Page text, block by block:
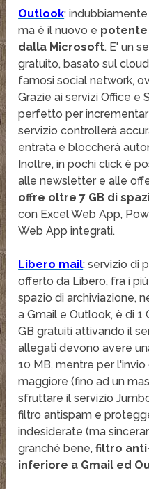
Outlook:
ma è il nuovo e potente
dalla Microsoft. E' un
gratuito, basato sul
famosi social network,
Grazie ai servizi Office e
perfetto per
servizio controllerà
entrata e bloccherà
Inoltre, in pochi click è
alle newsletter e alle
offre oltre 7 GB di
con Excel Web App,
Web App integrati.
Libero mail: servizio di
offerto da Libero, fra i
spazio di archiviazione,
a Gmail e Outlook, è di 1
GB gratuiti attivando il
allegati devono avere
10 MB, mentre per
maggiore (fino ad un
sfruttare il servizio
filtro antispam e
indesiderate (ma
granché bene,filtro
inferiore a Gmail ed